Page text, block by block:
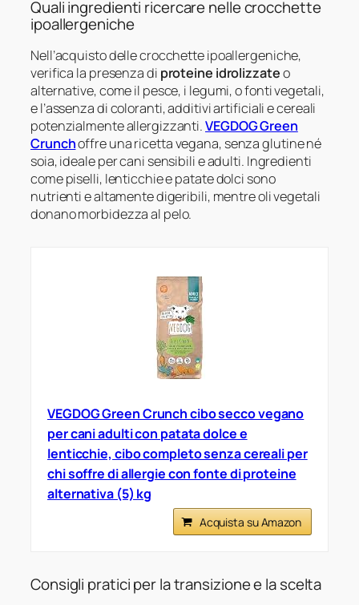
Quali ingredienti ricercare nelle crocchette
ipoallergeniche
Nell’acquisto delle crocchette ipoallergeniche,
verifica la presenza di proteine idrolizzateo
alternative, come il pesce, i legumi, o fonti vegetali,
e l’assenza di coloranti, additivi artificiali e cereali
potenzialmente allergizzanti.VEGDOG Green
Crunchoffre una ricetta vegana, senza glutine né
soia, ideale per cani sensibili e adulti. Ingredienti
come piselli, lenticchie e patate dolci sono
nutrienti e altamente digeribili, mentre oli vegetali
donano morbidezza al pelo.
VEGDOG Green Crunch cibo secco vegano
per cani adulti con patata dolce e
lenticchie, cibo completo senza cereali per
chi soffre di allergie con fonte di proteine
alternativa (5) kg
Acquista su Amazon
Consigli pratici per la transizione e la scelta